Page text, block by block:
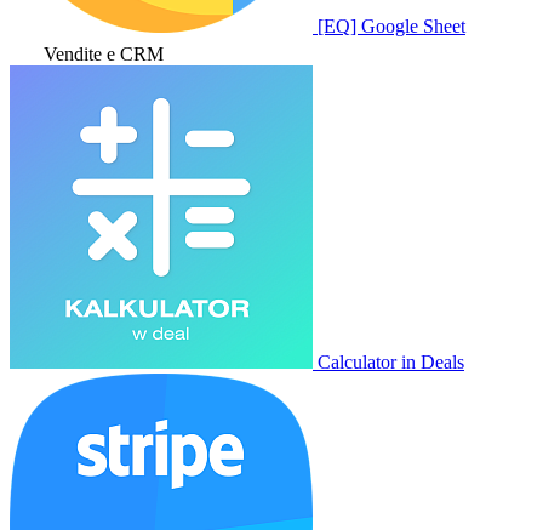
[EQ] Google Sheet
Vendite e CRM
Calculator in Deals